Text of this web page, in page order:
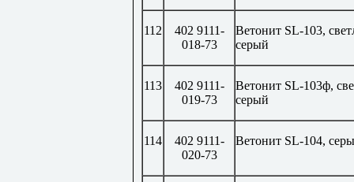
112
402 9111-
018-73
Ветонит SL-103,
серый
113
402 9111-
019-73
Ветонит SL-103ф,
серый
114
402 9111-
020-73
Ветонит SL-104,